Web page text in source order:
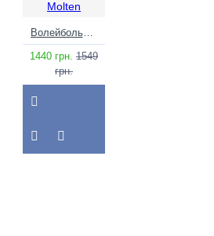
Molten
Волейбольний м'яч Molten V5M2200
1440 грн. 1549
грн.